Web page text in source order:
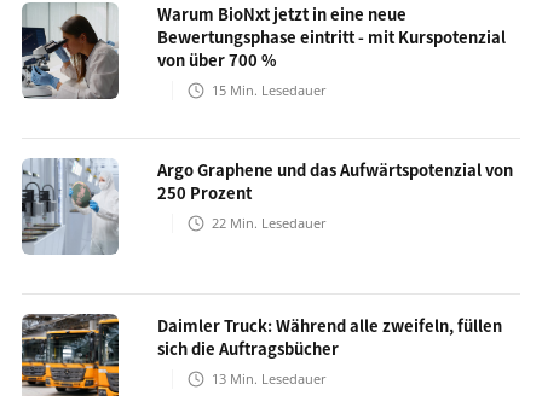
Warum BioNxt jetzt in eine neue
Bewertungsphase eintritt - mit Kurspotenzial
von über 700 %
15 Min. Lesedauer
Argo Graphene und das Aufwärtspotenzial von
250 Prozent
22 Min. Lesedauer
Daimler Truck: Während alle zweifeln, füllen
sich die Auftragsbücher
13 Min. Lesedauer